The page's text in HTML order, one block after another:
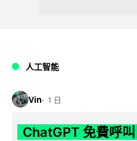
人工智能
Vin 1 日
ChatGPT 免費呼